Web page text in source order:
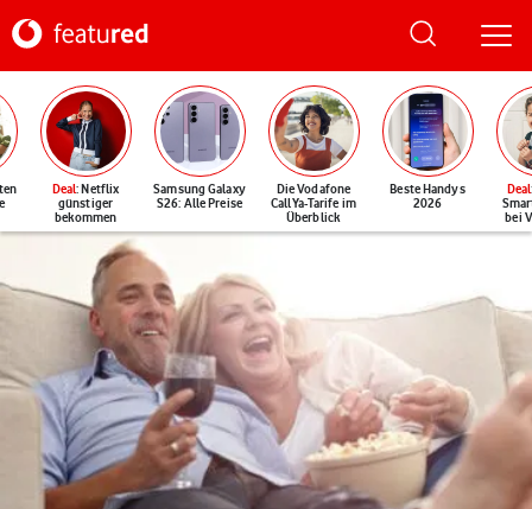
Deal: Netflix
günstiger
bekommen
Samsung Galaxy
S26: Alle Preise
Die Vodafone
CallYa-Tarife im
Überblick
Beste Handys
2026
Deal
bei